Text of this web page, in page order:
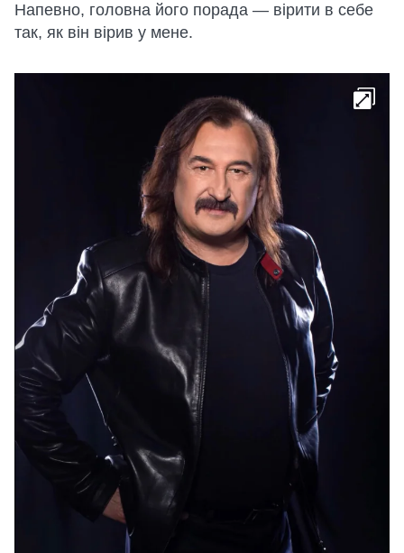
Напевно, головна його порада — вірити в себе
так, як він вірив у мене.